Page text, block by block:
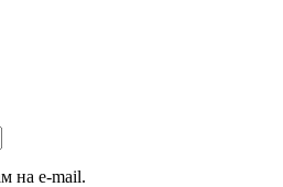
на e-mail.